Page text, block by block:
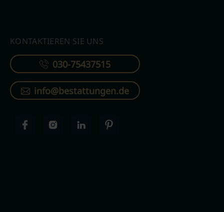
KONTAKTIEREN SIE UNS
030-75437515
info@bestattungen.de